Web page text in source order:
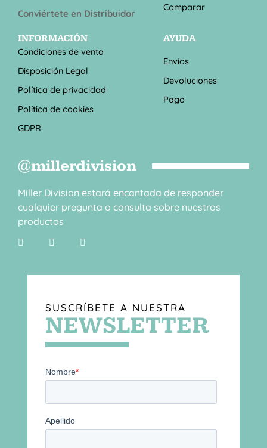
Conviértete en Distribuidor
Comparar
INFORMACIÓN
Condiciones de venta
Disposición Legal
Política de privacidad
Política de cookies
GDPR
AYUDA
Envíos
Devoluciones
Pago
@millerdivision
Miller Division estará encantada de responder
cualquier pregunta o consulta sobre nuestros
productos
SUSCRÍBETE A NUESTRA
NEWSLETTER